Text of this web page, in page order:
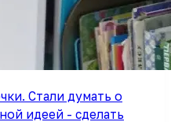
Стали думать о
идеей - сделать